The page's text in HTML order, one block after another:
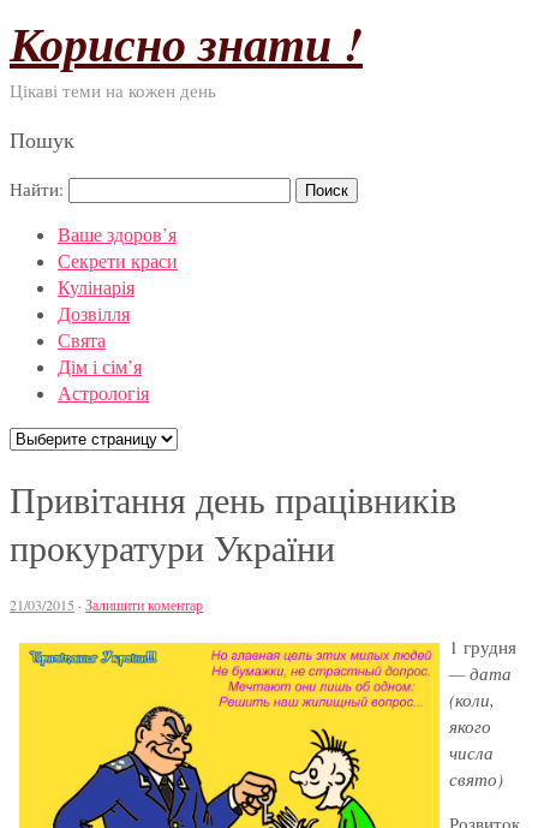
Корисно знати !
Цікаві теми на кожен день
Пошук
Найти:
Ваше здоров’я
Секрети краси
Кулінарія
Дозвілля
Свята
Дім і сім’я
Астрологія
Привітання день працівників
прокуратури України
21/03/2015 · Залишити коментар
1 грудня
— дата
(коли,
якого
числа
свято)